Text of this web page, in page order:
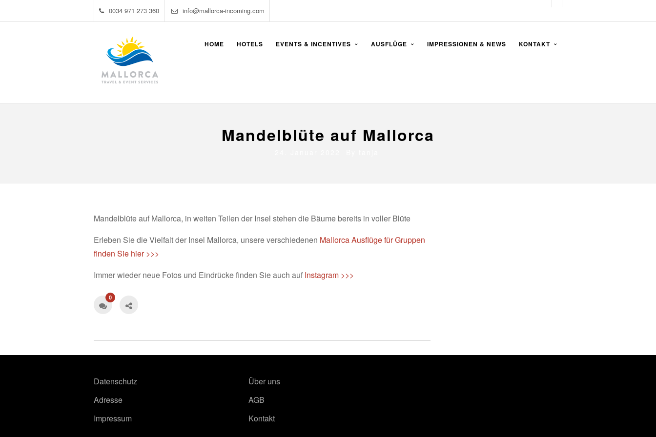
0034 971 273 360 info@mallorca-incoming.com
HOME HOTELS EVENTS & INCENTIVES AUSFLÜGE IMPRESSIONEN & NEWS KONTAKT
Mandelblüte auf Mallorca
Mandelblüte auf Mallorca, in weiten Teilen der Insel stehen die Bäume bereits in voller Blüte
Erleben Sie die Vielfalt der Insel Mallorca, unsere verschiedenen Mallorca Ausflüge für Gruppen
finden Sie hier >>>
Immer wieder neue Fotos und Eindrücke finden Sie auch auf Instagram >>>
0
Datenschutz
Adresse
Impressum
Über uns
AGB
Kontakt